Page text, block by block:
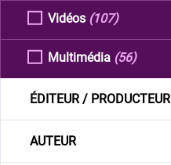
Vidéos (107)
Multimédia (56)
ÉDITEUR / PRODUCTEUR
AUTEUR